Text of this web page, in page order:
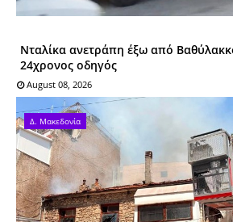
Νταλίκα ανετράπη έξω από
24χρονος οδηγός
August 08, 2026
Δ. Μακεδονία